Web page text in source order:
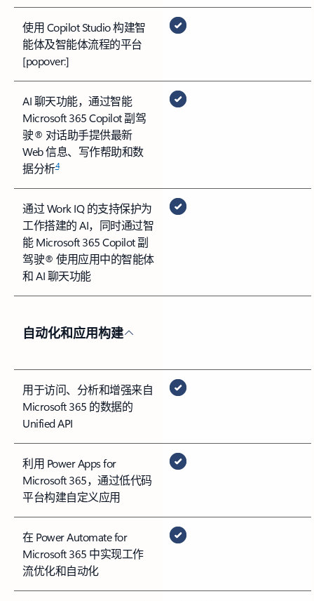
使用 Copilot Studio 构建智
能体及智能体流程的平台
[popover:]
AI 聊天功能，通过智能
Microsoft 365 Copilot 副驾
驶® 对话助手提供最新
Web 信息、写作帮助和数
据分析4
通过 Work IQ 的支持保护为
工作搭建的 AI，同时通过智
能 Microsoft 365 Copilot 副
驾驶® 使用应用中的智能体
和 AI 聊天功能
自动化和应用构建
用于访问、分析和增强来自
Microsoft 365 的数据的
Unified API
利用 Power Apps for
Microsoft 365，通过低代码
平台构建自定义应用
在 Power Automate for
Microsoft 365 中实现工作
流优化和自动化